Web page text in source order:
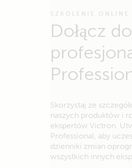
SZKOLENIE ONLINE
Dołącz do
Skorzystaj ze
naszych produktów i
ekspertów Victron.
Professional, aby
dzienniki zmian
wszystkich innych